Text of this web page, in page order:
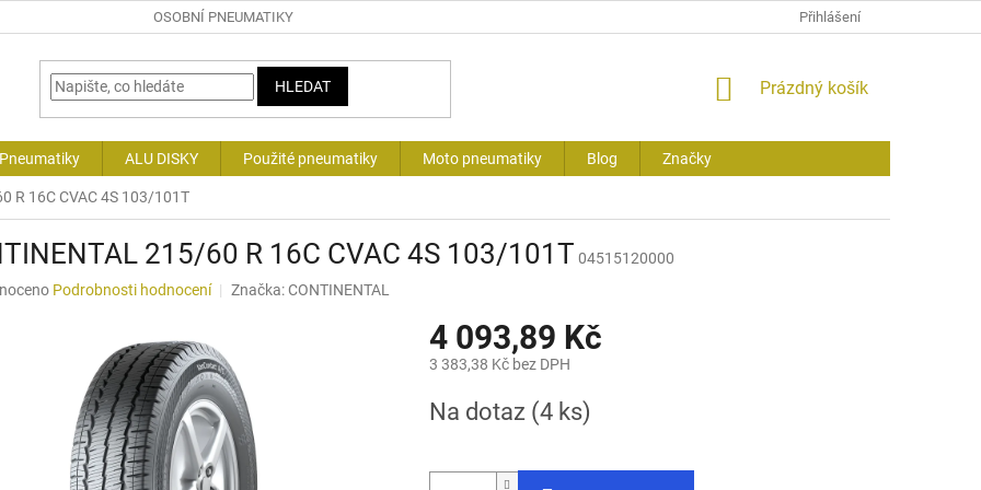
OSOBNÍ PNEUMATIKY Přihlášení
HLEDAT
NÁKUPNÍ
Prázdný košík
ALU DISKY Použité pneumatiky Moto pneumatiky Blog Značky
R 16C CVAC 4S 103/101T
215/60 R 16C CVAC 4S 103/101T 04515120000
Podrobnosti hodnocení Značka:CONTINENTAL
4 093,89 Kč
3 383,38 Kč bez DPH
cena:
Na dotaz (4 ks)